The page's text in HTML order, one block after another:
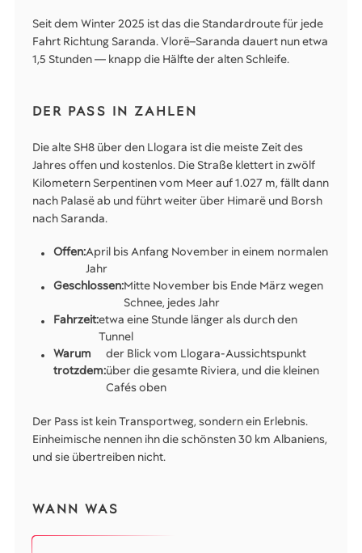
Seit dem Winter 2025 ist das die Standardroute für jede
Fahrt Richtung Saranda. Vlorë–Saranda dauert nun etwa
1,5 Stunden — knapp die Hälfte der alten Schleife.
DER PASS IN ZAHLEN
Die alte SH8 über den Llogara ist die meiste Zeit des
Jahres offen und kostenlos. Die Straße klettert in zwölf
Kilometern Serpentinen vom Meer auf 1.027 m, fällt dann
nach Palasë ab und führt weiter über Himarë und Borsh
nach Saranda.
Offen:April bis Anfang November in einem normalen
Jahr
Geschlossen:Mitte November bis Ende März wegen
Schnee, jedes Jahr
Fahrzeit:etwa eine Stunde länger als durch den
Tunnel
Warum
trotzdem:
der Blick vom Llogara-Aussichtspunkt
über die gesamte Riviera, und die kleinen
Cafés oben
Der Pass ist kein Transportweg, sondern ein Erlebnis.
Einheimische nennen ihn die schönsten 30 km Albaniens,
und sie übertreiben nicht.
WANN WAS